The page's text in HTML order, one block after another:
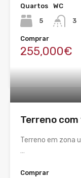
Quartos
5
WC
3
Comprar
255,000€
Terreno com
Terreno em zona
…
Comprar